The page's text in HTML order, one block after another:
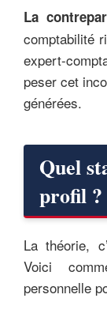
La
comptabilité
expert-
peser cet
générées.
Quel
profil ?
La théorie,
Voici
personnelle